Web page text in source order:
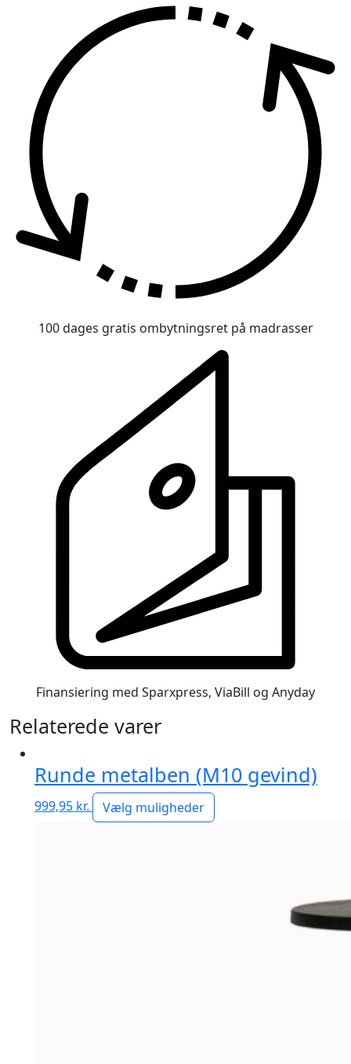
100 dages gratis ombytningsret på madrasser
Finansiering med Sparxpress, ViaBill og Anyday
Relaterede varer
Runde metalben (M10 gevind)
999,95 kr. Vælg muligheder